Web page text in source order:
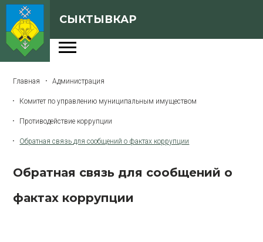
СЫКТЫВКАР
Архивная версия сайта
Главная Администрация
Комитет по управлению муниципальным имуществом
Противодействие коррупции
Обратная связь для сообщений о фактах коррупции
Обратная связь для сообщений о
фактах коррупции